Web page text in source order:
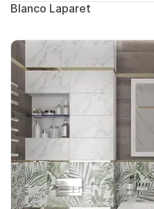
Blanco Laparet